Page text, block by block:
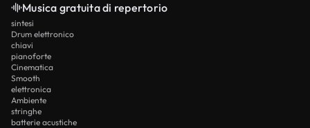
Musica gratuita di repertorio
sintesi
Drum elettronico
chiavi
pianoforte
Cinematica
Smooth
elettronica
Ambiente
stringhe
batterie acustiche